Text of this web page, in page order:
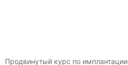
Продвинутый курс по имплантации